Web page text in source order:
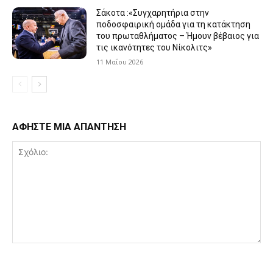
Σάκοτα :«Συγχαρητήρια στην
ποδοσφαιρική ομάδα για τη κατάκτηση
του πρωταθλήματος – Ήμουν βέβαιος για
τις ικανότητες του Νίκολιτς»
11 Μαΐου 2026
ΑΦΗΣΤΕ ΜΙΑ ΑΠΑΝΤΗΣΗ